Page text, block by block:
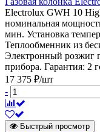
Electrolux GWH 10
номинальная
мин. Установка
Теплообменник из
Электронный розжиг
прибора. Гарантия: 2
17 375 ₽/шт
-
Быстрый просмотр